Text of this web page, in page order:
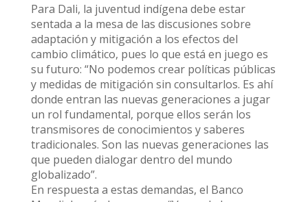
Para Dali, la juventud indígena debe estar
sentada a la mesa de las discusiones sobre
adaptación y mitigación a los efectos del
cambio climático, pues lo que está en juego es
su futuro: “No podemos crear políticas públicas
y medidas de mitigación sin consultarlos. Es ahí
donde entran las nuevas generaciones a jugar
un rol fundamental, porque ellos serán los
transmisores de conocimientos y saberes
tradicionales. Son las nuevas generaciones las
que pueden dialogar dentro del mundo
globalizado”.
En respuesta a estas demandas, el Banco